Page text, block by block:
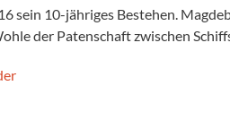
sein 10-jähriges Bestehen.
der Patenschaft zwischen